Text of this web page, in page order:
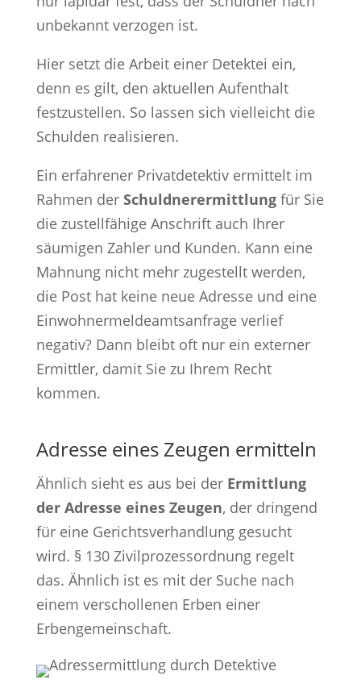
unbekannt verzogen ist.
Hier setzt die Arbeit einer Detektei ein,
denn es gilt, den aktuellen Aufenthalt
festzustellen. So lassen sich vielleicht die
Schulden realisieren.
Ein erfahrener Privatdetektiv ermittelt im
Rahmen der Schuldnerermittlungfür Sie
die zustellfähige Anschrift auch Ihrer
säumigen Zahler und Kunden. Kann eine
Mahnung nicht mehr zugestellt werden,
die Post hat keine neue Adresse und eine
Einwohnermeldeamtsanfrage verlief
negativ? Dann bleibt oft nur ein externer
Ermittler, damit Sie zu Ihrem Recht
kommen.
Adresse eines Zeugen ermitteln
Ähnlich sieht es aus bei der Ermittlung
der Adresse eines Zeugen, der dringend
für eine Gerichtsverhandlung gesucht
wird. § 130 Zivilprozessordnung regelt
das. Ähnlich ist es mit der Suche nach
einem verschollenen Erben einer
Erbengemeinschaft.